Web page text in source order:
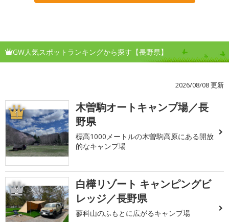
GW人気スポットランキングから探す【長野県】
2026/08/08 更新
1
木曽駒オートキャンプ場／長
野県
標高1000メートルの木曽駒高原にある開放
的なキャンプ場
2
白樺リゾート キャンピングビ
レッジ／長野県
蓼科山のふもとに広がるキャンプ場